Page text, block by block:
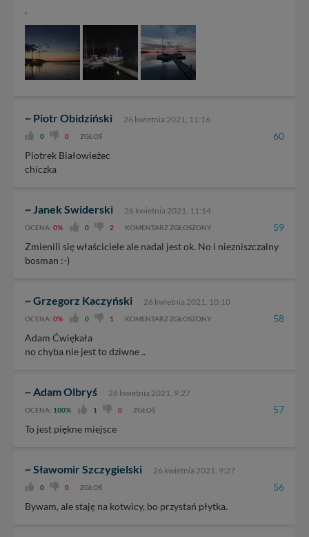
.
~ Piotr Obidziński 26 kwietnia 2021, 11:16
0 0 ZGŁOŚ 60
Piotrek Białowieżec
chiczka
~ Janek Swiderski 26 kwietnia 2021, 11:14
OCENA: 0% 0 2 KOMENTARZ ZGŁOSZONY 59
Zmienili się właściciele ale nadal jest ok. No i niezniszczalny
bosman :-)
~ Grzegorz Kaczyński 26 kwietnia 2021, 10:10
OCENA: 0% 0 1 KOMENTARZ ZGŁOSZONY 58
Adam Ćwiękała
no chyba nie jest to dziwne ..
~ Adam Olbryś 26 kwietnia 2021, 9:27
OCENA: 100% 1 0 ZGŁOŚ 57
To jest piękne miejsce
~ Sławomir Szczygielski 26 kwietnia 2021, 9:27
0 0 ZGŁOŚ 56
Bywam, ale staję na kotwicy, bo przystań płytka.